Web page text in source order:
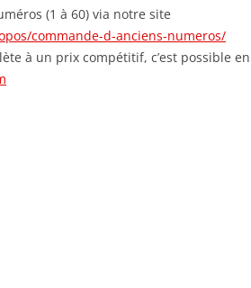
(1 à 60) via notre site
commande-d-anciens-numeros/
à un prix compétitif, c’est possible en